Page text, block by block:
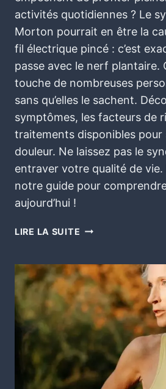
activités quotidiennes ? Le
Morton pourrait en être la
fil électrique pincé : c’est
passe avec le nerf plantaire.
touche de nombreuses
sans qu’elles le sachent.
symptômes, les facteurs de
traitements disponibles pour
douleur. Ne laissez pas le
entraver votre qualité de vie.
notre guide pour
aujourd’hui !
LIRE LA SUITE